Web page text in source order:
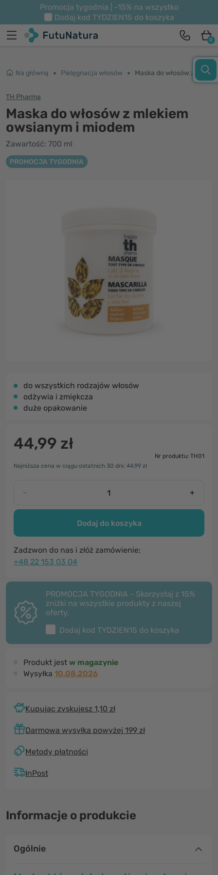
Promocja tygodnia | -15% na wszystko
Dodaj kod TYDZIEN15 do koszyka
0
Na główną Pielęgnacja włosów Maska do włosów z mlekiem owsianym i miodem
TH Pharma
Maska do włosów z mlekiem
owsianym i miodem
Zawartość: 700 ml
PROMOCJA TYGODNIA
do wszystkich rodzajów włosów
odżywia i zmiękcza
duże opakowanie
44,99 zł
Nr produktu: TH01
Najniższa cena w ciągu ostatnich 30 dni: 44,99 zł
- +
Dodaj do koszyka
Zadzwon do nas i złóż zamówienie:
+48 22 153 03 04
PROMOCJA TYGODNIA - Skorzystaj z 15%
zniżki na wszystkie produkty z naszej
oferty.
Dodaj kod TYDZIEN15 do koszyka
Produkt jest w magazynie
Wysyłka 10.08.2026
Kupując zyskujesz 1,10 zł
Darmowa wysyłka powyżej 199 zł
Metody płatności
InPost
Informacje o produkcie
Ogólnie